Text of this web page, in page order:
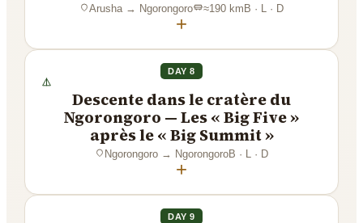
Arusha→ Ngorongoro ≈190 km B · L · D
+
DAY 8
Descente dans le cratère du
Ngorongoro — Les « Big Five »
après le « Big Summit »
Ngorongoro → NgorongoroB · L · D
+
DAY 9